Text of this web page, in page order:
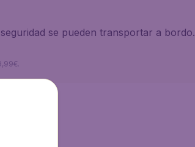
se pueden transportar a bordo.